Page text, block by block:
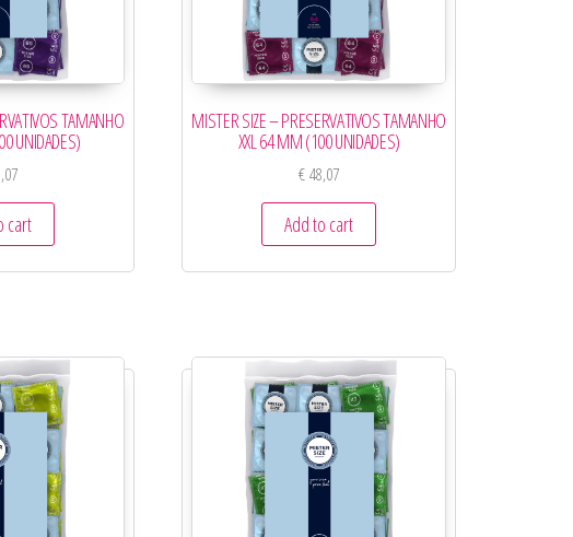
TAMANHO
UNIDADES)
cart
MISTER SIZE – PRESERVATIVOS TAMANHO
XXL 64 MM (100 UNIDADES)
€48,07
Add to cart